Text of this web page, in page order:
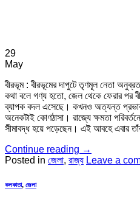
29
May
বীরভূম : বীরভূমের দাপুটে তৃণমূল নেতা
কথা বলে গণ্য হতো, জেল থেকে ফেরার পর
ব্যাপক বদল এসেছে। কখনও অত্যন্ত
অনেকটাই কোণঠাসা। রাজ্যে ক্ষমতা
সীমাবদ্ধ হয়ে পড়েছেন। এই আবহে এবার
Continue reading →
Posted in জেলা, রাজ্য Leave a
কলকাতা, জেলা